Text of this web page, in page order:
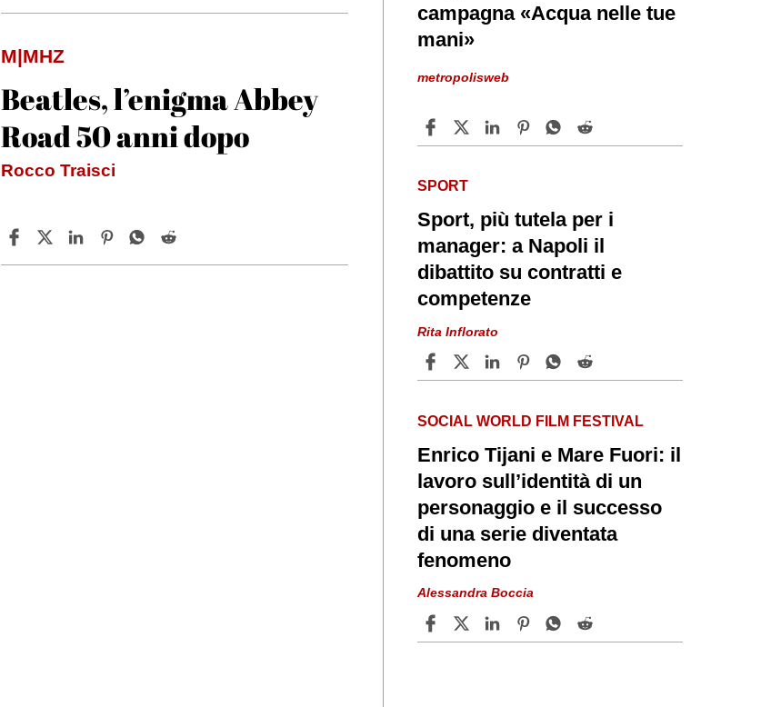
M|MHZ
Beatles, l’enigma Abbey
Road 50 anni dopo
Rocco Traisci
campagna «Acqua nelle tue
mani»
metropolisweb
SPORT
Sport, più tutela per i
manager: a Napoli il
dibattito su contratti e
competenze
Rita Inflorato
SOCIAL WORLD FILM FESTIVAL
Enrico Tijani e Mare Fuori: il
lavoro sull’identità di un
personaggio e il successo
di una serie diventata
fenomeno
Alessandra Boccia